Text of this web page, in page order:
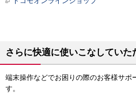
さらに快適に使いこなしていた
端末操作などでお困りの際のお客様サポ
す。